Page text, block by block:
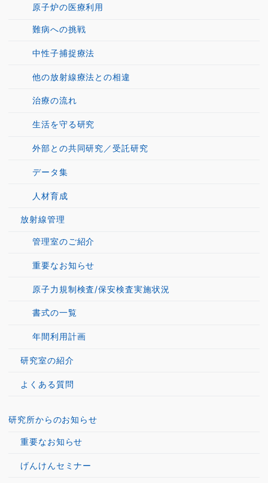
原子炉の医療利用
難病への挑戦
中性子捕捉療法
他の放射線療法との相違
治療の流れ
生活を守る研究
外部との共同研究／受託研究
データ集
人材育成
放射線管理
管理室のご紹介
重要なお知らせ
原子力規制検査/保安検査実施状況
書式の一覧
年間利用計画
研究室の紹介
よくある質問
研究所からのお知らせ
重要なお知らせ
げんけんセミナー